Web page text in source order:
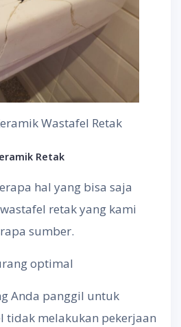
Wastafel Retak
Retak
hal yang bisa saja
retak yang kami
sumber.
optimal
Anda panggil untuk
tidak melakukan pekerjaan